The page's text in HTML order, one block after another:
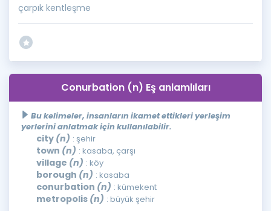
çarpık kentleşme
Conurbation (n) Eş anlamlıları
Bu kelimeler, insanların ikamet ettikleri yerleşim
yerlerini anlatmak için kullanılabilir.
city (n) : şehir
town (n) : kasaba, çarşı
village (n) : köy
borough (n) : kasaba
conurbation (n) : kümekent
metropolis (n) : büyük şehir